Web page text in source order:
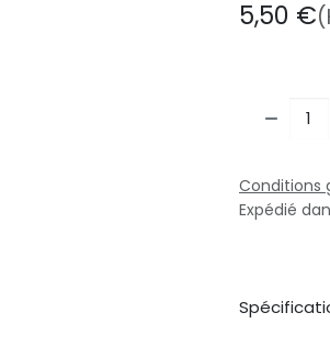
5,50 €
Conditions
Expédié